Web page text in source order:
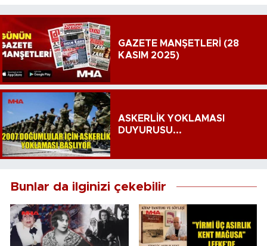
GAZETE MANŞETLERİ (28
KASIM 2025)
ASKERLİK YOKLAMASI
DUYURUSU...
Bunlar da ilginizi çekebilir